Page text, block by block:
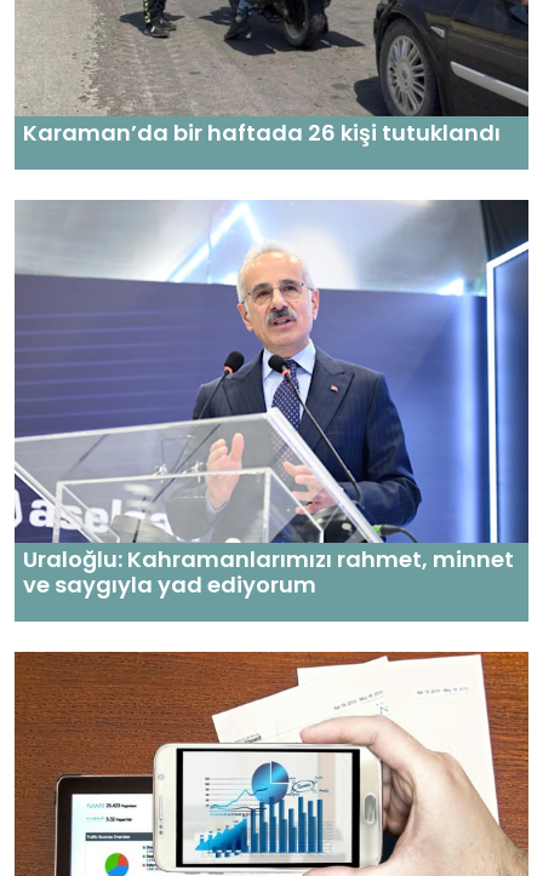
Karaman’da bir haftada 26 kişi tutuklandı
Uraloğlu: Kahramanlarımızı rahmet, minnet
ve saygıyla yad ediyorum